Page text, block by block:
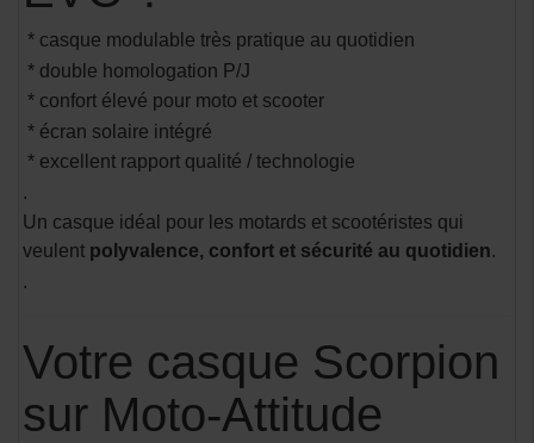
* casque modulable très pratique au quotidien
* double homologation P/J
* confort élevé pour moto et scooter
* écran solaire intégré
* excellent rapport qualité / technologie
.
Un casque idéal pour les motards et scootéristes qui
veulent polyvalence, confort et sécurité au quotidien.
.
Votre casque Scorpion
sur Moto-Attitude